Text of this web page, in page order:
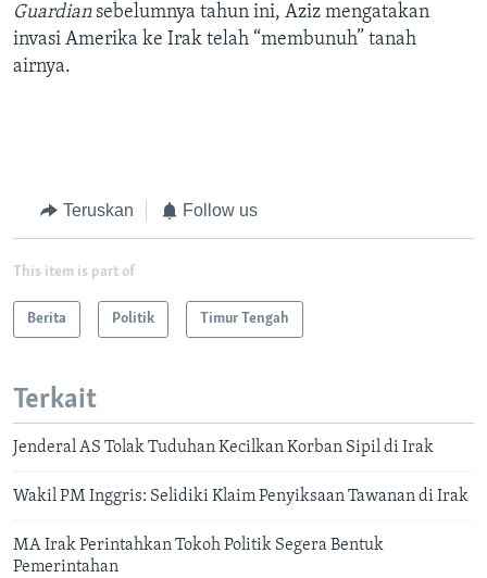
Guardiansebelumnya tahun ini, Aziz mengatakan
invasi Amerika ke Irak telah “membunuh” tanah
airnya.
Teruskan Follow us
This item is part of
Berita Politik Timur Tengah
Terkait
Jenderal AS Tolak Tuduhan Kecilkan Korban Sipil di Irak
Wakil PM Inggris: Selidiki Klaim Penyiksaan Tawanan di Irak
MA Irak Perintahkan Tokoh Politik Segera Bentuk
Pemerintahan